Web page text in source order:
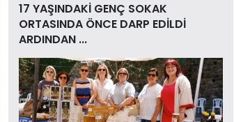
17 YAŞINDAKİ GENÇ SOKAK
ORTASINDA ÖNCE DARP EDİLDİ
ARDINDAN ...